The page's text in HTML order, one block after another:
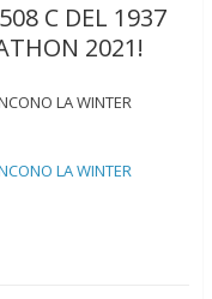
C DEL 1937
2021!
LA WINTER
LA WINTER